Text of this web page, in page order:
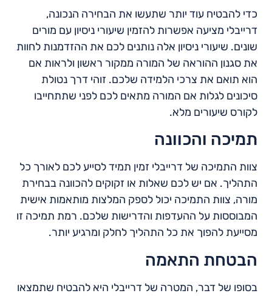
כדי להבטיח עוד יותר שתעשו את הבחירה הנכונה,
דרייבלי מציעה אפשרות להזמין שיעורי ניסיון עם מורים
שונים. שיעורי ניסיון אלה נותנים לכם את ההזדמנות לחוות
את סגנון ההוראה של המורה ממקור ראשון ולראות אם
הוא תואם את צרכי הלמידה שלכם. זוהי דרך נטולת
סיכונים לגלות אם המורה מתאים לכם לפני שתתחייבו
לקורס שיעורים מלא.
תמיכה והכוונה
צוות התמיכה של דרייבלי זמין תמיד לסייע לכם לאורך כל
התהליך. אם יש לכם שאלות או זקוקים להכוונה בבחירת
מורה, צוות התמיכה יכול לספק המלצות מותאמות אישית
המבוססות על ההעדפות והדרישות שלכם. רמת תמיכה זו
מסייעת להפוך את כל התהליך לחלק ומרגיע יותר.
הבטחת התאמה
בסופו של דבר, המטרה של דרייבלי היא להבטיח שתמצאו